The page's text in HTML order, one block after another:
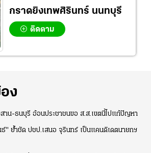
กราดยิงเทพศิรินทร์ นนทบุรี
ติดตาม
ง
น-ธนบุรี อ้อนประชาชนขอ ส.ส.เขตนี้ไปแก้ปัญหา
" ย้ำชัด ปชป.เสนอ จุรินทร์ เป็นแคนดิเดตนายกฯ